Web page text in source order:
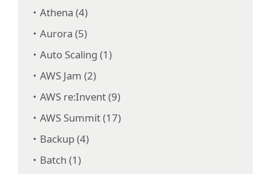
Athena (4)
Aurora (5)
Auto Scaling (1)
AWS Jam (2)
AWS re:Invent (9)
AWS Summit (17)
Backup (4)
Batch (1)